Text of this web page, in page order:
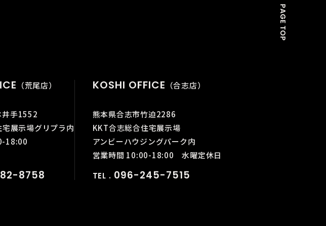
（荒尾店）
井手1552
展示場グリプラ内
18:00
8758
KOSHI OFFICE （合志店）
熊本県合志市竹迫2286
KKT合志総合住宅展示場
アンビーハウジングパーク内
営業時間 10:00-18:00水曜定休日
TEL . 096-245-7515